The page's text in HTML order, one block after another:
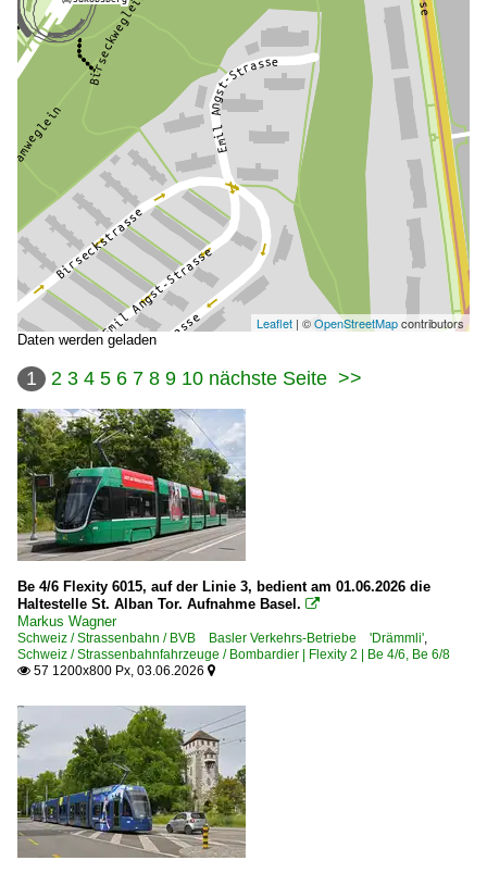
Leaflet | ©OpenStreetMapcontributors
Daten werden geladen
1 2 3 4 5 6 7 8 9 10 nächste Seite >>
Be 4/6 Flexity 6015, auf der Linie 3, bedient am 01.06.2026 die
Haltestelle St. Alban Tor. Aufnahme Basel. 
Markus Wagner
Schweiz / Strassenbahn / BVB Basler Verkehrs-Betriebe 'Drämmli'
Schweiz / Strassenbahnfahrzeuge / Bombardier | Flexity 2 | Be 4/6, Be 6/8
 57 1200x800 Px, 03.06.2026 